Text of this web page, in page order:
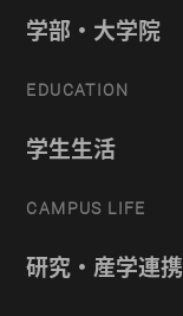
学部・大学院
EDUCATION
学生生活
CAMPUS LIFE
研究・産学連携